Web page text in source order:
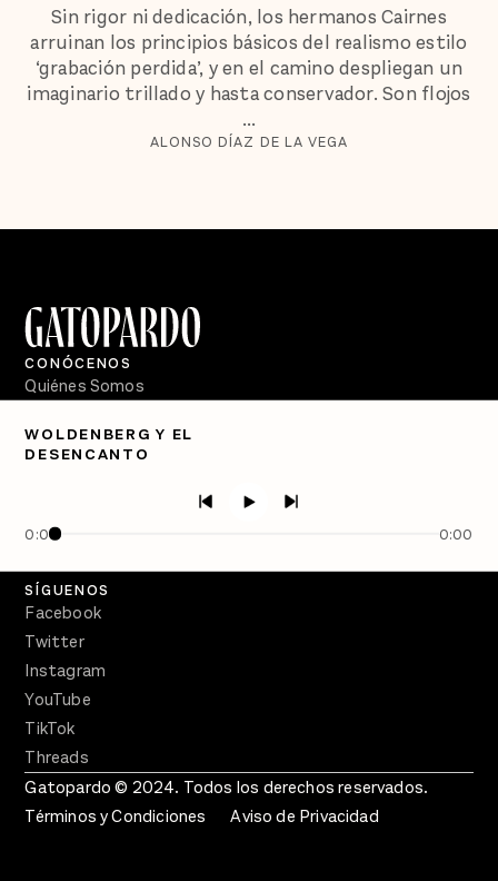
Sin rigor ni dedicación, los hermanos Cairnes
arruinan los principios básicos del realismo estilo
‘grabación perdida’, y en el camino despliegan un
imaginario trillado y hasta conservador. Son flojos
...
ALONSO DÍAZ DE LA VEGA
WOLDENBERG Y EL
DESENCANTO
0:00 0:00
CONÓCENOS
Quiénes Somos
PÓDCASTS
Crecer en Distopía
SÍGUENOS
Facebook
Twitter
Instagram
YouTube
TikTok
Threads
Gatopardo © 2024. Todos los derechos reservados.
Términos y Condiciones
Aviso de Privacidad